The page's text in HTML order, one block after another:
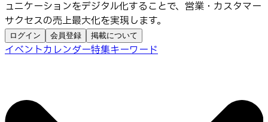
ュニケーションをデジタル化することで、営業・カスタマー
サクセスの売上最大化を実現します。
ログイン 会員登録 掲載について
イベントカレンダー特集キーワード